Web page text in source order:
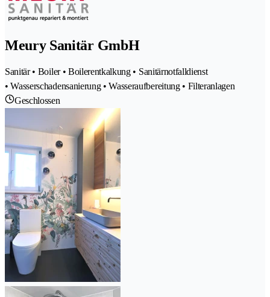
Meury Sanitär GmbH
Sanitär • Boiler • Boilerentkalkung • Sanitärnotfalldienst
• Wasserschadensanierung • Wasseraufbereitung • Filteranlagen
Geschlossen